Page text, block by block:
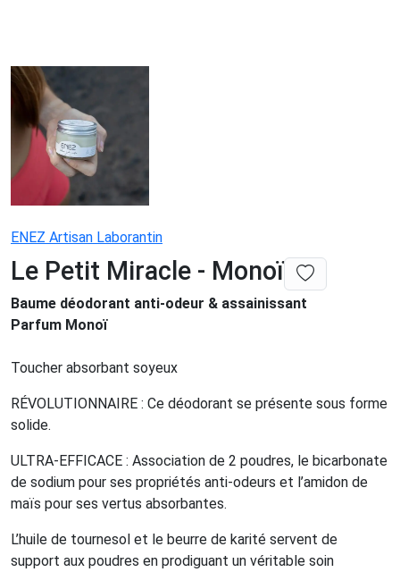
ENEZ Artisan Laborantin
Le Petit Miracle - Monoï
Baume déodorant anti-odeur & assainissant
Parfum Monoï
Toucher absorbant soyeux
RÉVOLUTIONNAIRE : Ce déodorant se présente sous forme
solide.
ULTRA-EFFICACE : Association de 2 poudres, le bicarbonate
de sodium pour ses propriétés anti-odeurs et l’amidon de
maïs pour ses vertus absorbantes.
L’huile de tournesol et le beurre de karité servent de
support aux poudres en prodiguant un véritable soin